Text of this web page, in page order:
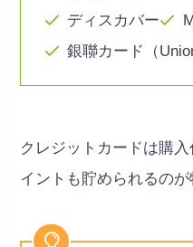
ディスカバー
銀聯カード（
クレジットカードは購
イントも貯められるのが